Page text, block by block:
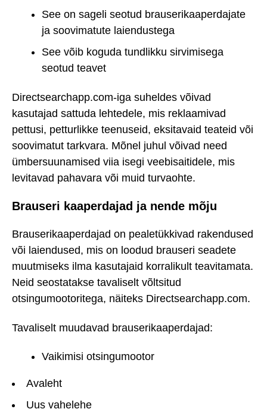
See on sageli seotud brauserikaaperdajate
ja soovimatute laiendustega
See võib koguda tundlikku sirvimisega
seotud teavet
Directsearchapp.com-iga suheldes võivad
kasutajad sattuda lehtedele, mis reklaamivad
pettusi, petturlikke teenuseid, eksitavaid teateid või
soovimatut tarkvara. Mõnel juhul võivad need
ümbersuunamised viia isegi veebisaitidele, mis
levitavad pahavara või muid turvaohte.
Brauseri kaaperdajad ja nende mõju
Brauserikaaperdajad on pealetükkivad rakendused
või laiendused, mis on loodud brauseri seadete
muutmiseks ilma kasutajaid korralikult teavitamata.
Neid seostatakse tavaliselt võltsitud
otsingumootoritega, näiteks Directsearchapp.com.
Tavaliselt muudavad brauserikaaperdajad:
Vaikimisi otsingumootor
Avaleht
Uus vahelehe